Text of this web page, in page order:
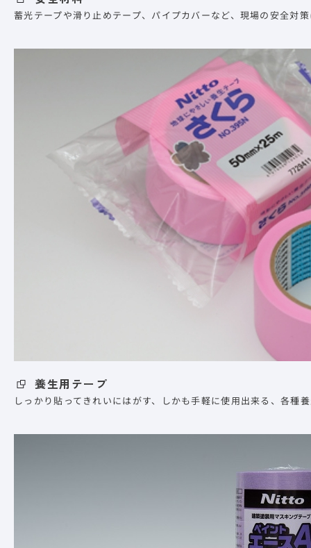
蓄光テープや滑り止めテープ、パイプカバーなど、現場の安全対
養生用テープ
しっかり貼ってきれいにはがす、しかも手軽に使用出来る、各種